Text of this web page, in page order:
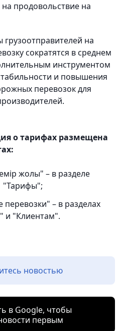
продовольствие на
на
сократятся в среднем
инструментом
и повышения
перевозок для
о тарифах размещена
жолы" – в разделе
"Тарифы";
– в разделах
и "Клиентам".
новостью
в Google, чтобы
первым